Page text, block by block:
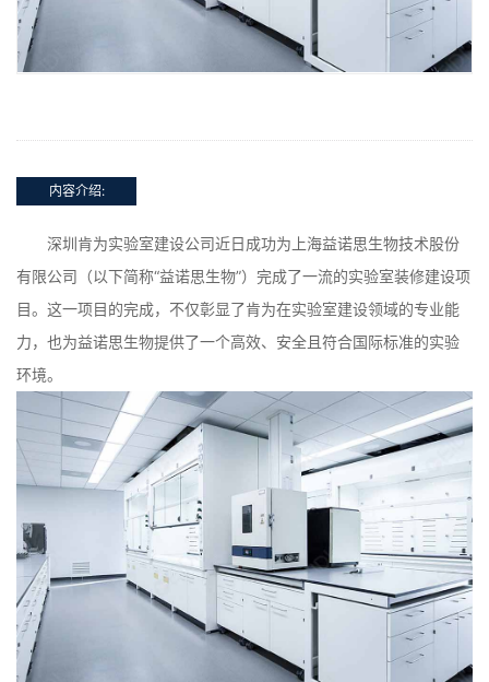
内容介绍:
深圳肯为实验室建设公司近日成功为上海益诺思生物技术股份
有限公司（以下简称“益诺思生物”）完成了一流的实验室装修建设项
目。这一项目的完成，不仅彰显了肯为在实验室建设领域的专业能
力，也为益诺思生物提供了一个高效、安全且符合国际标准的实验
环境。